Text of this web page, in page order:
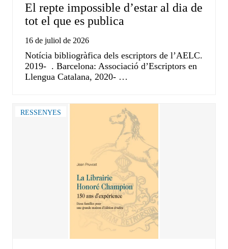
El repte impossible d’estar al dia de
tot el que es publica
16 de juliol de 2026
Notícia bibliogràfica dels escriptors de l’AELC.
2019- . Barcelona: Associació d’Escriptors en
Llengua Catalana, 2020- …
RESSENYES